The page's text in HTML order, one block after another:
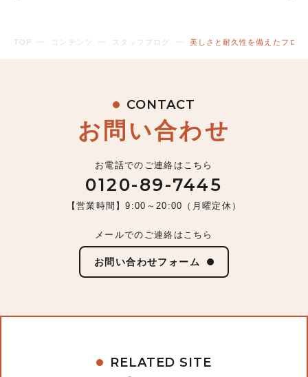
TOP コンテンツ スタッフブログ 美しさと耐久性を備えたフロ
CONTACT
お問い合わせ
お電話でのご連絡はこちら
0120-89-7445
【営業時間】9:00～20:00（月曜定休）
メールでのご連絡はこちら
お問い合わせフォーム
RELATED SITE